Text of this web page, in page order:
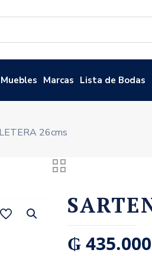
Muebles Marcas Lista de Bodas
26cms
₲435.000